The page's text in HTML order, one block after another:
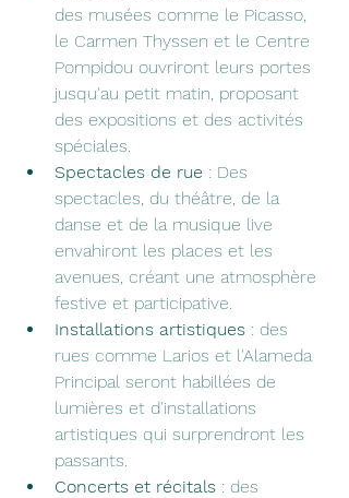
des musées comme le Picasso,
le Carmen Thyssen et le Centre
Pompidou ouvriront leurs portes
jusqu'au petit matin, proposant
des expositions et des activités
spéciales.
Spectacles de rue : Des
spectacles, du théâtre, de la
danse et de la musique live
envahiront les places et les
avenues, créant une atmosphère
festive et participative.
Installations artistiques : des
rues comme Larios et l'Alameda
Principal seront habillées de
lumières et d'installations
artistiques qui surprendront les
passants.
Concerts et récitals : des